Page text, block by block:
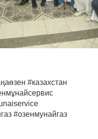
#казаxстан
#озенмунайгаз